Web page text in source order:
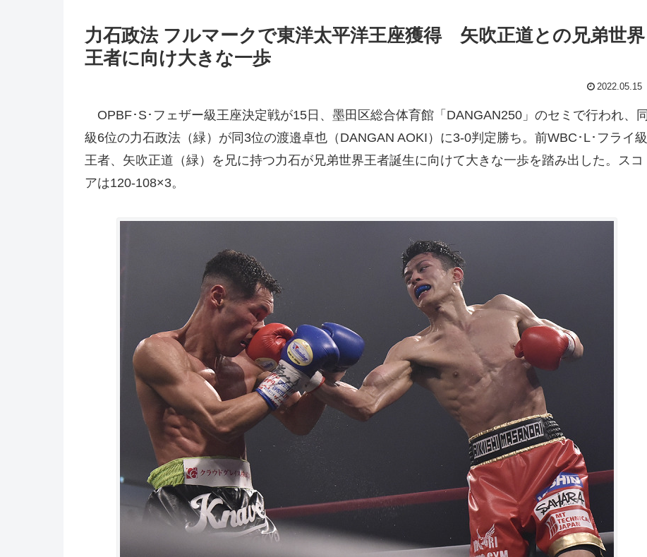
力石政法 フルマークで東洋太平洋王座獲得 矢吹正道との兄弟世界
王者に向け大きな一歩
2022.05.15
OPBF･S･フェザー級王座決定戦が15日、墨田区総合体育館「DANGAN250」のセミで行われ、同
級6位の力石政法（緑）が同3位の渡邉卓也（DANGAN AOKI）に3-0判定勝ち。前WBC･L･フライ級
王者、矢吹正道（緑）を兄に持つ力石が兄弟世界王者誕生に向けて大きな一歩を踏み出した。スコ
アは120-108×3。